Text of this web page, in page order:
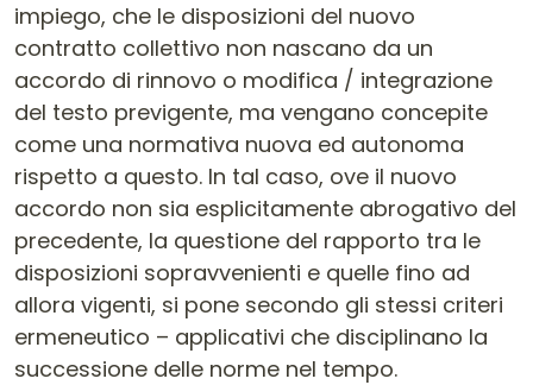
impiego, che le disposizioni del nuovo
contratto collettivo non nascano da un
accordo di rinnovo o modifica / integrazione
del testo previgente, ma vengano concepite
come una normativa nuova ed autonoma
rispetto a questo. In tal caso, ove il nuovo
accordo non sia esplicitamente abrogativo del
precedente, la questione del rapporto tra le
disposizioni sopravvenienti e quelle fino ad
allora vigenti, si pone secondo gli stessi criteri
ermeneutico – applicativi che disciplinano la
successione delle norme nel tempo.